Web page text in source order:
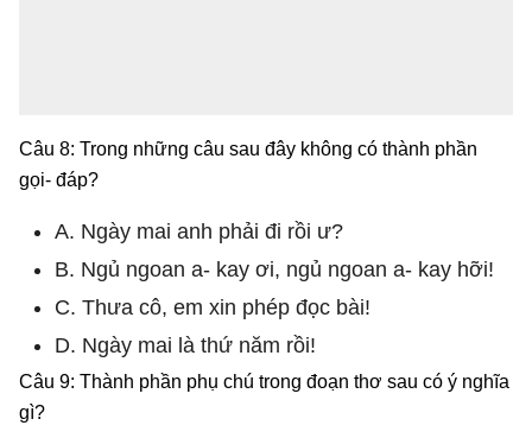
Câu 8: Trong những câu sau đây không có thành phần
gọi- đáp?
A. Ngày mai anh phải đi rồi ư?
B. Ngủ ngoan a- kay ơi, ngủ ngoan a- kay hỡi!
C. Thưa cô, em xin phép đọc bài!
D. Ngày mai là thứ năm rồi!
Câu 9: Thành phần phụ chú trong đoạn thơ sau có ý nghĩa
gì?